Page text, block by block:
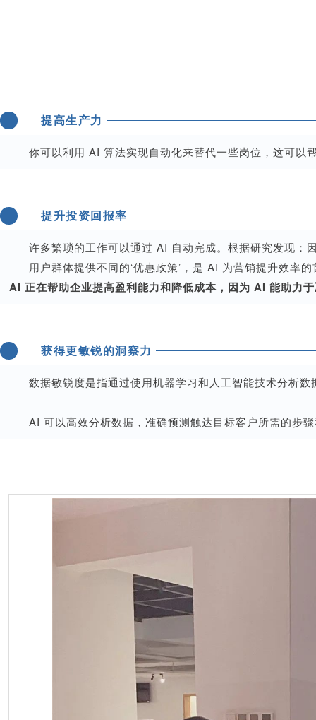
提高生产力
你可以利用 AI 算法实现自动化来替代一些岗位，这可以
提升投资回报率
许多繁琐的工作可以通过 AI 自动完成。根据研究发现：
用户群体提供不同的‘优惠政策’，是 AI 为营销提升效率
AI 正在帮助企业提高盈利能力和降低成本，因为 AI 能助力
获得更敏锐的洞察力
数据敏锐度是指通过使用机器学习和人工智能技术分析
AI 可以高效分析数据，准确预测触达目标客户所需的步